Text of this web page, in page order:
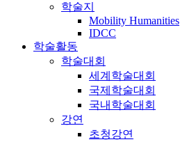
학술지
Mobility Humanities
IDCC
학술활동
학술대회
세계학술대회
국제학술대회
국내학술대회
강연
초청강연